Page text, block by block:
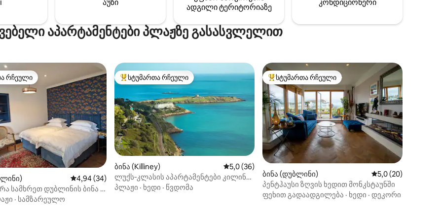
აეროპორტიდან Aircoach ‑
ვცხოვრობთ ნებისმიერი
რეკომენდაციისთვის!
აუზი
ადგილი ტერიტორიაზე
კონდიციონერი
აპარტამენტები პლაჟზე გასასვლელით
რჩეული
რჩეული
საშუალო შეფასებაა 5‑დან 4,94, 34 მიმოხილვა
4,94 (34)
სამხრეთ დუბლინის ბინა -
Dun-laoghair
· სამზარეულო
სტუმართა რჩეული მოწინავე ვარიანტი
სტუმართა რჩეული
ბინა (Killiney) საშუალო შეფასებაა 5‑დან 5,0, 36 მიმოხილვა
5,0 (36)
ლუქს‑კლასის აპარტამენტები კილინის
ისტორიულ მამულში
პლაჟი · ხედი · წვდომა
სტუმართა რჩეული მოწინავე ვარიანტი
სტუმართა რჩეული
ბინა (დუბლინი) საშუალო
5,0 (20)
პენტჰაუსი ზღვის ხედით მონკსტაუნში
ფეხით გადაადგილება · ხედი · დეკორი